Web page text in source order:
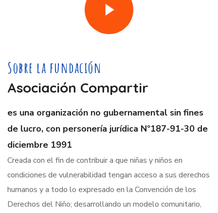
Sobre la fundación
Asociación Compartir
es una organización no gubernamental sin fines
de lucro, con personería jurídica Nº187-91-30 de
diciembre 1991
Creada con el fin de contribuir a que niñas y niños en
condiciones de vulnerabilidad tengan acceso a sus derechos
humanos y a todo lo expresado en la Convención de los
Derechos del Niño; desarrollando un modelo comunitario,